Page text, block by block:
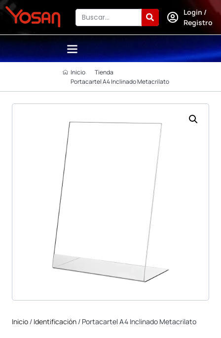
Login /
Registro
Inicio
Tienda
Portacartel A4 Inclinado Metacrilato
Inicio / Identificación / Portacartel A4 Inclinado Metacrilato